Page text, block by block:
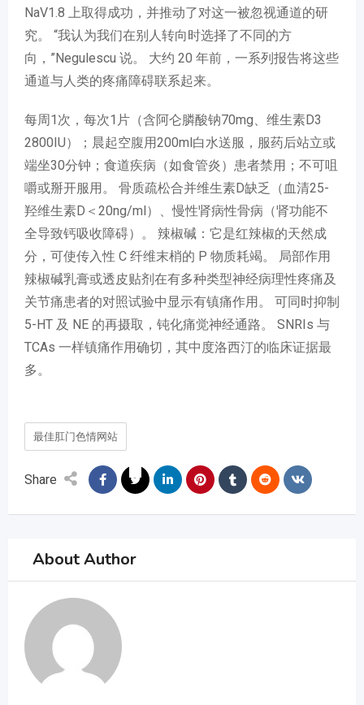
NaV1.8 上取得成功，并推动了对这一被忽视通道的研
究。 “我认为我们在别人转向时选择了不同的方
向，”Negulescu 说。 大约 20 年前，一系列报告将这些
通道与人类的疼痛障碍联系起来。
每周1次，每次1片（含阿仑膦酸钠70mg、维生素D3
2800IU）；晨起空腹用200ml白水送服，服药后站立或
端坐30分钟；食道疾病（如食管炎）患者禁用；不可咀
嚼或掰开服用。 骨质疏松合并维生素D缺乏（血清25-
羟维生素D＜20ng/ml）、慢性肾病性骨病（肾功能不
全导致钙吸收障碍）。 辣椒碱：它是红辣椒的天然成
分，可使传入性 C 纤维末梢的 P 物质耗竭。 局部作用
辣椒碱乳膏或透皮贴剂在有多种类型神经病理性疼痛及
关节痛患者的对照试验中显示有镇痛作用。 可同时抑制
5-HT 及 NE 的再摄取，钝化痛觉神经通路。 SNRIs 与
TCAs 一样镇痛作用确切，其中度洛西汀的临床证据最
多。
最佳肛门色情网站
Share
About Author